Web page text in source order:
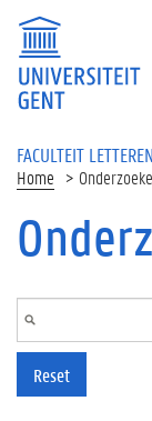
Overslaan en naar de
FACULTEIT
Home
Reset